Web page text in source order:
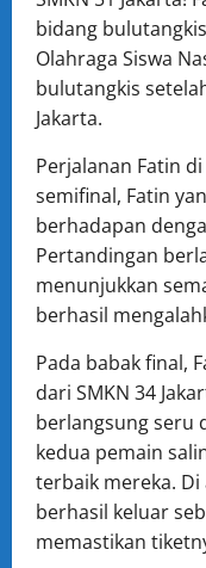
bidang
Olahraga Siswa
bulutangkis
Jakarta.
Perjalanan Fatin
semifinal, Fatin
berhadapan
Pertandingan
menunjukkan
berhasil
Pada babak final,
dari SMKN 34
berlangsung seru
kedua pemain
terbaik mereka.
berhasil keluar
memastikan